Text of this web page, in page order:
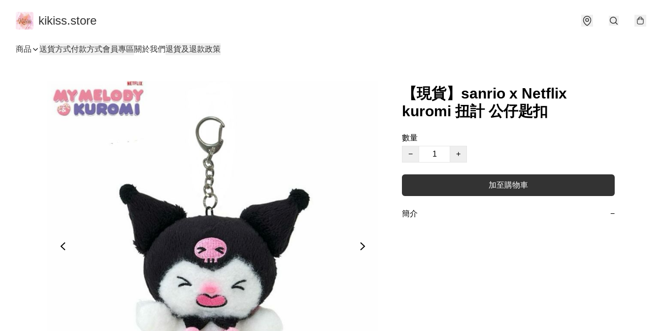
kikiss.store
商品 送貨方式付款方式會員專區關於我們退貨及退款政策
【現貨】sanrio x Netflix
kuromi 扭計 公仔匙扣
數量
−
+
加至購物車
簡介 −